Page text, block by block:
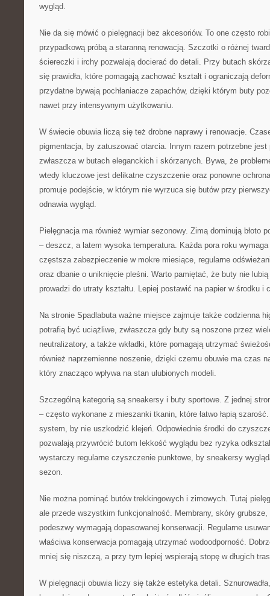
wygląd.
Nie da się mówić o pielęgnacji bez akcesoriów. To one często
przypadkową próbą a staranną renowacją. Szczotki o różnej
ściereczki i irchy pozwalają docierać do detali. Przy butach
się prawidła, które pomagają zachować kształt i ograniczają
przydatne bywają pochłaniacze zapachów, dzięki którym buty
nawet przy intensywnym użytkowaniu.
W świecie obuwia liczą się też drobne naprawy i renowacje.
pigmentacja, by zatuszować otarcia. Innym razem potrzebne jest
zwłaszcza w butach eleganckich i skórzanych. Bywa, że
wtedy kluczowe jest delikatne czyszczenie oraz ponowne
promuje podejście, w którym nie wyrzuca się butów przy
odnawia wygląd.
Pielęgnacja ma również wymiar sezonowy. Zimą dominują błoto
– deszcz, a latem wysoka temperatura. Każda pora roku
częstsza zabezpieczenie w mokre miesiące, regularne
oraz dbanie o uniknięcie pleśni. Warto pamiętać, że buty nie
prowadzi do utraty kształtu. Lepiej postawić na papier w środku i
Na stronie Spadlabuta ważne miejsce zajmuje także codzienna
potrafią być uciążliwe, zwłaszcza gdy buty są noszone przez
neutralizatory, a także wkładki, które pomagają utrzymać
również naprzemienne noszenie, dzięki czemu obuwie ma czas
który znacząco wpływa na stan ulubionych modeli.
Szczególną kategorią są sneakersy i buty sportowe. Z jednej
– często wykonane z mieszanki tkanin, które łatwo łapią
system, by nie uszkodzić klejeń. Odpowiednie środki do
pozwalają przywrócić butom lekkość wyglądu bez ryzyka
wystarczy regularne czyszczenie punktowe, by sneakersy
sezon.
Nie można pominąć butów trekkingowych i zimowych. Tutaj
ale przede wszystkim funkcjonalność. Membrany, skóry
podeszwy wymagają dopasowanej konserwacji. Regularne
właściwa konserwacja pomagają utrzymać wodoodporność.
mniej się niszczą, a przy tym lepiej wspierają stopę w długich
W pielęgnacji obuwia liczy się także estetyka detali.